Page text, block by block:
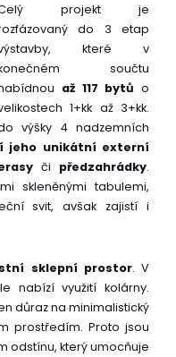
projekt je
do 3 etap
které v
součtu
až 117 bytů o
1+kk až 3+kk.
výšky 4 nadzemních
jeho unikátní externí
či předzahrádky.
skleněnými tabulemi,
svit, avšak zajistí i
sklepní prostor. V
nabízí využití kolárny.
důraz na minimalistický
prostředím. Proto jsou
odstínu, který umocňuje